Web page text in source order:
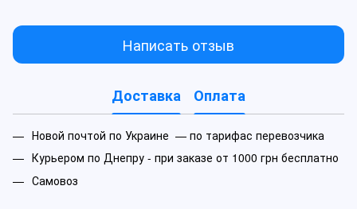
Написать отзыв
Доставка Оплата
Новой почтой по Украине — по тарифас перевозчика
Курьером по Днепру - при заказе от 1000 грн бесплатно
Самовоз